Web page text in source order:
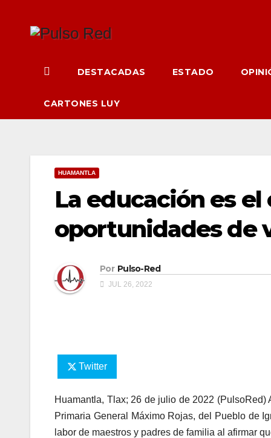
DESTACADAS ESTADO
CARTONES LUY
HUAMANTLA
La educación es
oportunidades de
Por Pulso-Red
JUL 26, 2022
Twitter
Huamantla, Tlax; 26 de julio de 2022
Primaria General Máximo Rojas, del Pueblo de
labor de maestros y padres de familia al afirmar